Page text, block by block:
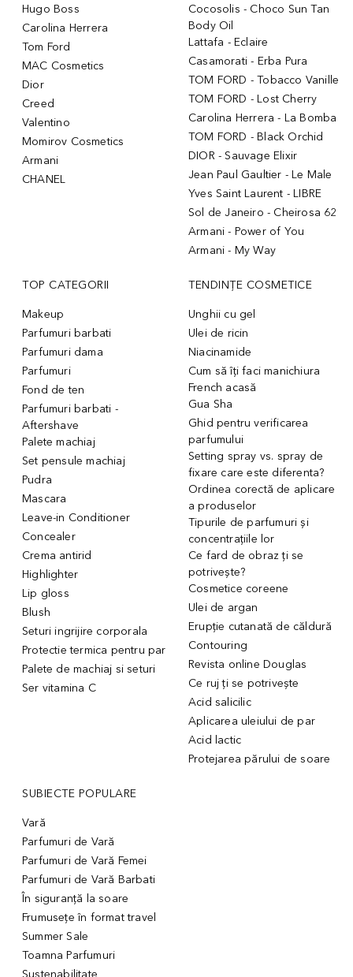
Hugo Boss
Carolina Herrera
Tom Ford
MAC Cosmetics
Dior
Creed
Valentino
Momirov Cosmetics
Armani
CHANEL
Cocosolis - Choco Sun Tan
Body Oil
Lattafa - Eclaire
Casamorati - Erba Pura
TOM FORD - Tobacco Vanille
TOM FORD - Lost Cherry
Carolina Herrera - La Bomba
TOM FORD - Black Orchid
DIOR - Sauvage Elixir
Jean Paul Gaultier - Le Male
Yves Saint Laurent - LIBRE
Sol de Janeiro - Cheirosa 62
Armani - Power of You
Armani - My Way
TOP CATEGORII
Makeup
Parfumuri barbati
Parfumuri dama
Parfumuri
Fond de ten
Parfumuri barbati -
Aftershave
Palete machiaj
Set pensule machiaj
Pudra
Mascara
Leave-in Conditioner
Concealer
Crema antirid
Highlighter
Lip gloss
Blush
Seturi ingrijire corporala
Protectie termica pentru par
Palete de machiaj si seturi
Ser vitamina C
TENDINȚE COSMETICE
Unghii cu gel
Ulei de ricin
Niacinamide
Cum să îți faci manichiura
French acasă
Gua Sha
Ghid pentru verificarea
parfumului
Setting spray vs. spray de
fixare care este diferenta?
Ordinea corectă de aplicare
a produselor
Tipurile de parfumuri și
concentrațiile lor
Ce fard de obraz ți se
potrivește?
Cosmetice coreene
Ulei de argan
Erupție cutanată de căldură
Contouring
Revista online Douglas
Ce ruj ți se potrivește
Acid salicilic
Aplicarea uleiului de par
Acid lactic
Protejarea părului de soare
SUBIECTE POPULARE
Vară
Parfumuri de Vară
Parfumuri de Vară Femei
Parfumuri de Vară Barbati
În siguranță la soare
Frumusețe în format travel
Summer Sale
Toamna Parfumuri
Sustenabilitate